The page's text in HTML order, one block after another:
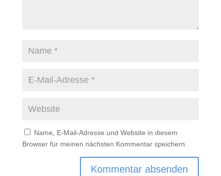
Name, E-Mail-Adresse und Website in diesem
Browser für meinen nächsten Kommentar speichern.